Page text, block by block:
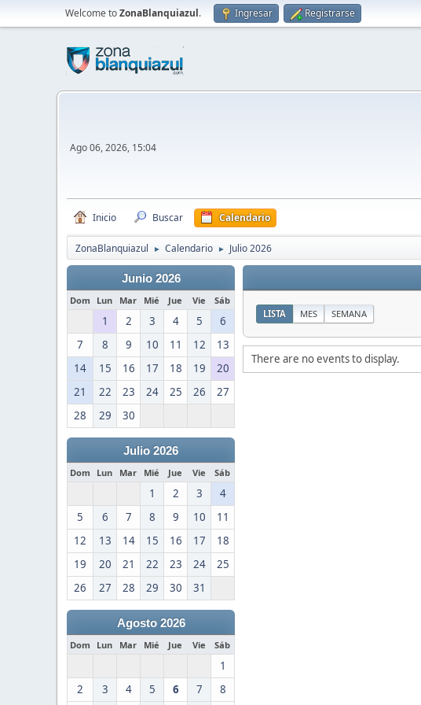
Welcome toZonaBlanquiazul. Ingresar Registrarse
Ago 06, 2026, 15:04
Inicio Buscar Calendario
ZonaBlanquiazul ► Calendario ► Julio 2026
Junio 2026
Dom Lun Mar Mié Jue Vie Sáb
1 2 3 4 5
6
7
8 9 10 11 12
13
14
15 16 17 18 19
20
21
22 23 24 25 26
27
28
29 30
Julio 2026
Dom Lun Mar Mié Jue Vie Sáb
1 2 3
4
5
6 7 8 9 10
11
12
13 14 15 16 17
18
19
20 21 22 23 24
25
26
27 28 29 30 31
Agosto 2026
Dom Lun Mar Mié Jue Vie Sáb
1
2
3 4 5 6 7 8
LISTA MES SEMANA
There are no events to display.